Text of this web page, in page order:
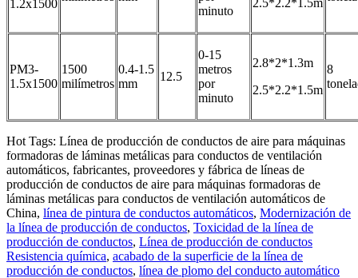
1.2x1500
minuto
2.5*2.2*1.5m
PM3-
1.5x1500
1500
milímetros
0.4-1.5
mm
12.5
0-15
metros
por
minuto
2.8*2*1.3m
2.5*2.2*1.5m
8
Hot Tags: Línea de producción de conductos de aire para máquinas
formadoras de láminas metálicas para conductos de ventilación
automáticos, fabricantes, proveedores y fábrica de líneas de
producción de conductos de aire para máquinas formadoras de
láminas metálicas para conductos de ventilación automáticos de
China, línea de pintura de conductos automáticos, Modernización de
la línea de producción de conductos, Toxicidad de la línea de
producción de conductos, Línea de producción de conductos
Resistencia química, acabado de la superficie de la línea de
producción de conductos, línea de plomo del conducto automático